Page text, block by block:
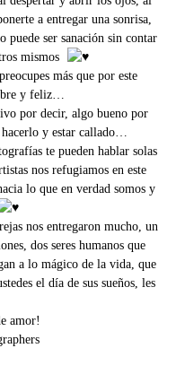
a entregar una sonrisa,
puede ser sanación sin contar
mismos
más que por este
y feliz…
por decir, algo bueno por
y estar callado…
te pueden hablar solas
nos refugiamos en este
lo que en verdad somos y
nos entregaron mucho, un
dos seres humanos que
a lo mágico de la vida, que
el día de sus sueños, les
amor!